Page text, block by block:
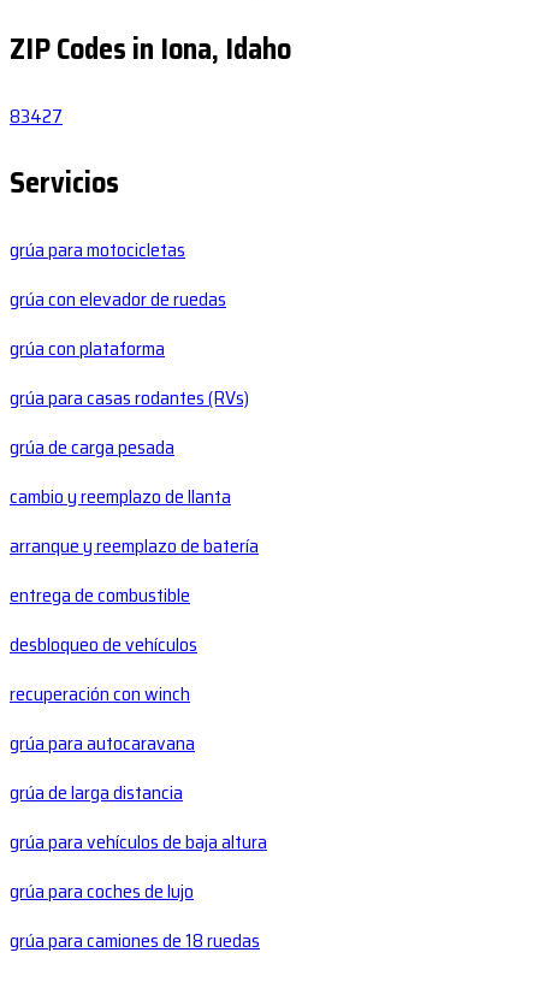
ZIP Codes in Iona, Idaho
83427
Servicios
grúa para motocicletas
grúa con elevador de ruedas
grúa con plataforma
grúa para casas rodantes (RVs)
grúa de carga pesada
cambio y reemplazo de llanta
arranque y reemplazo de batería
entrega de combustible
desbloqueo de vehículos
recuperación con winch
grúa para autocaravana
grúa de larga distancia
grúa para vehículos de baja altura
grúa para coches de lujo
grúa para camiones de 18 ruedas